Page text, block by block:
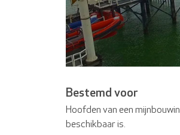
Bestemd voor
Hoofden van een
beschikbaar is.